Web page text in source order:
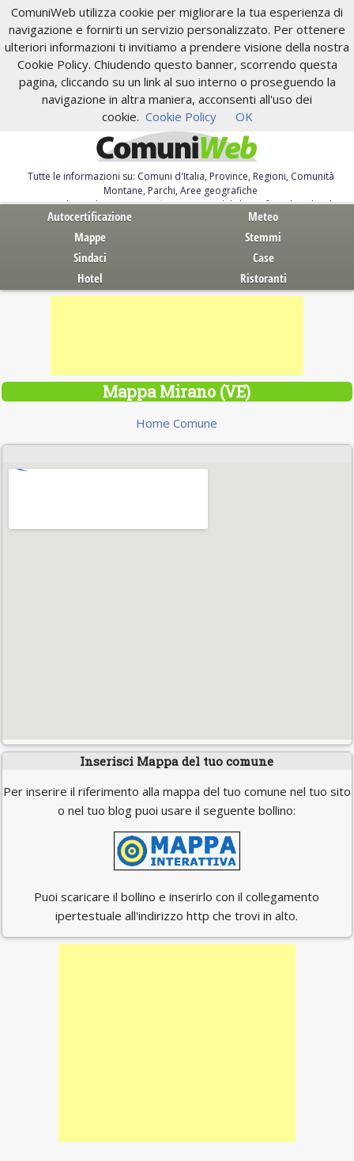
ComuniWeb utilizza cookie per migliorare la tua esperienza di
navigazione e fornirti un servizio personalizzato. Per ottenere
ulteriori informazioni ti invitiamo a prendere visione della nostra
Cookie Policy. Chiudendo questo banner, scorrendo questa
pagina, cliccando su un link al suo interno o proseguendo la
navigazione in altra maniera, acconsenti all'uso dei
cookie. Cookie Policy OK
Tutte le informazioni su: Comuni d'Italia, Province, Regioni, Comunità
Montane, Parchi, Aree geografiche
Servizi al Cittadino. Autocertificazione, moduli, leggi, free download
Autocertificazione
Meteo
Mappe
Stemmi
Sindaci
Case
Hotel
Ristoranti
Mappa Mirano (VE)
Home Comune
Inserisci Mappa del tuo comune
Per inserire il riferimento alla mappa del tuo comune nel tuo sito
o nel tuo blog puoi usare il seguente bollino:
Puoi scaricare il bollino e inserirlo con il collegamento
ipertestuale all'indirizzo http che trovi in alto.